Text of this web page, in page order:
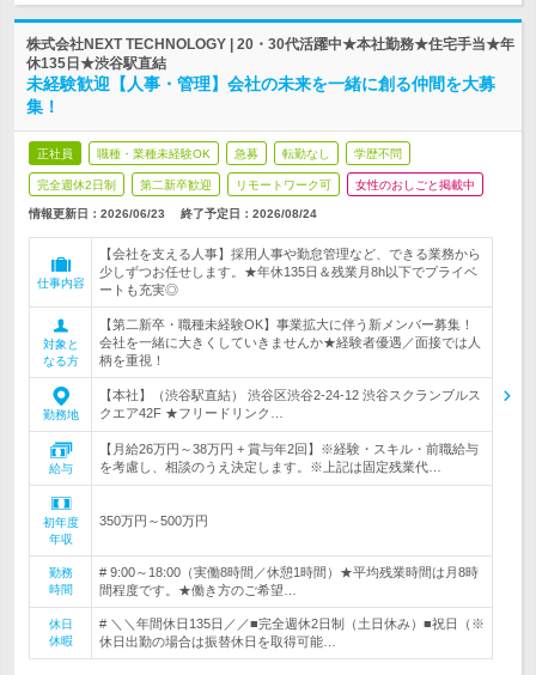
株式会社NEXT TECHNOLOGY | 20・30代活躍中★本社勤務★住宅手当★年
休135日★渋谷駅直結
未経験歓迎【人事・管理】会社の未来を一緒に創る仲間を大募
集！
正社員 職種・業種未経験OK 急募 転勤なし 学歴不問
完全週休2日制 第二新卒歓迎 リモートワーク可 女性のおしごと掲載中
情報更新日：2026/06/23 終了予定日： 2026/08/24
仕事内容
【会社を支える人事】採用人事や勤怠管理など、できる業務から
少しずつお任せします。★年休135日＆残業月8h以下でプライベ
ートも充実◎
対象と
なる方
【第二新卒・職種未経験OK】事業拡大に伴う新メンバー募集！
会社を一緒に大きくしていきませんか★経験者優遇／面接では人
柄を重視！
勤務地
【本社】（渋谷駅直結） 渋谷区渋谷2-24-12 渋谷スクランブルス
クエア42F ★フリードリンク…
給与
【月給26万円～38万円 + 賞与年2回】※経験・スキル・前職給与
を考慮し、相談のうえ決定します。※上記は固定残業代…
初年度
年収
350万円～500万円
勤務
時間
# 9:00～18:00（実働8時間／休憩1時間）★平均残業時間は月8時
間程度です。★働き方のご希望…
休日
休暇
# ＼＼年間休日135日／／■完全週休2日制（土日休み）■祝日（※
休日出勤の場合は振替休日を取得可能…